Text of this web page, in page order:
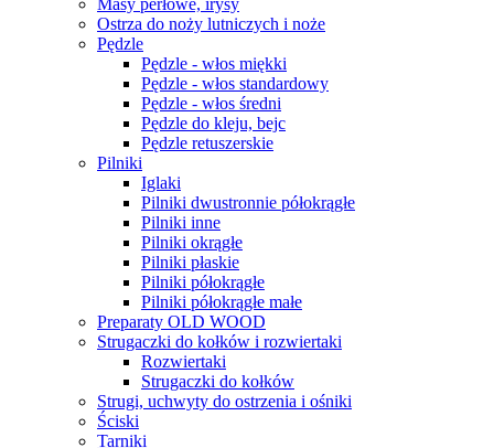
Masy perłowe, irysy
Ostrza do noży lutniczych i noże
Pędzle
Pędzle - włos miękki
Pędzle - włos standardowy
Pędzle - włos średni
Pędzle do kleju, bejc
Pędzle retuszerskie
Pilniki
Iglaki
Pilniki dwustronnie półokrągłe
Pilniki inne
Pilniki okrągłe
Pilniki płaskie
Pilniki półokrągłe
Pilniki półokrągłe małe
Preparaty OLD WOOD
Strugaczki do kołków i rozwiertaki
Rozwiertaki
Strugaczki do kołków
Strugi, uchwyty do ostrzenia i ośniki
Ściski
Tarniki